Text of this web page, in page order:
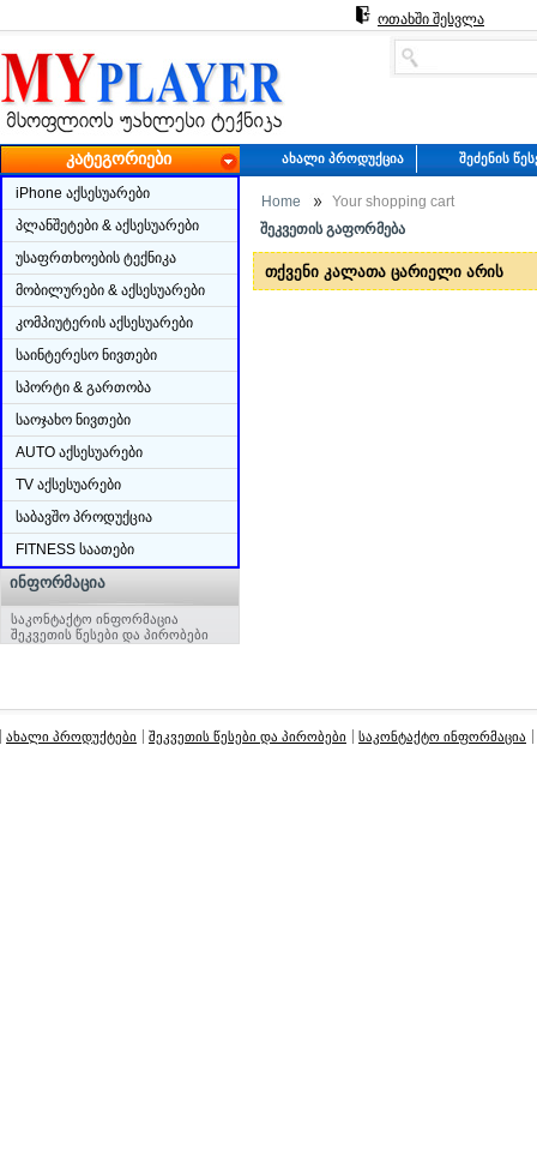
ოთახში შესვლა
ᲙᲐᲢᲔᲒᲝᲠᲘᲔᲑᲘ ᲐᲮᲐᲚᲘ ᲞᲠᲝᲓᲣᲥᲪᲘᲐ ᲨᲔᲫᲔᲜᲘᲡ
iPhone აქსესუარები
პლანშეტები & აქსესუარები
უსაფრთხოების ტექნიკა
მობილურები & აქსესუარები
კომპიუტერის აქსესუარები
საინტერესო ნივთები
სპორტი & გართობა
საოჯახო ნივთები
AUTO აქსესუარები
TV აქსესუარები
საბავშო პროდუქცია
FITNESS საათები
ᲘᲜᲤᲝᲠᲛᲐᲪᲘᲐ
საკონტაქტო ინფორმაცია
შეკვეთის წესები და პირობები
Home
Your shopping cart
ᲨᲔᲙᲕᲔᲗᲘᲡ ᲒᲐᲤᲝᲠᲛᲔᲑᲐ
თქვენი კალათა ცარიელი არის
ახალი პროდუქტები შეკვეთის წესები და პირობები საკონტაქტო ინფორმაცია